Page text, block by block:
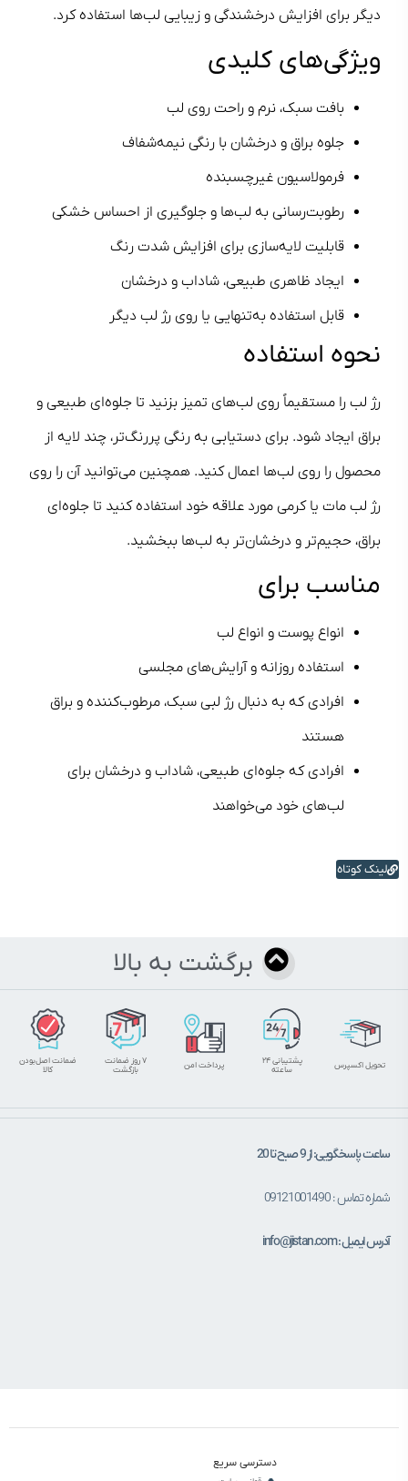
دیگر برای افزایش درخشندگی و زیبایی لب‌ها استفاده کرد.
ویژگی‌های کلیدی
بافت سبک، نرم و راحت روی لب
جلوه براق و درخشان با رنگی نیمه‌شفاف
فرمولاسیون غیرچسبنده
رطوبت‌رسانی به لب‌ها و جلوگیری از احساس خشکی
قابلیت لایه‌سازی برای افزایش شدت رنگ
ایجاد ظاهری طبیعی، شاداب و درخشان
قابل استفاده به‌تنهایی یا روی رژ لب دیگر
نحوه استفاده
رژ لب را مستقیماً روی لب‌های تمیز بزنید تا جلوه‌ای طبیعی و
براق ایجاد شود. برای دستیابی به رنگی پررنگ‌تر، چند لایه از
محصول را روی لب‌ها اعمال کنید. همچنین می‌توانید آن را روی
رژ لب مات یا کرمی مورد علاقه خود استفاده کنید تا جلوه‌ای
براق، حجیم‌تر و درخشان‌تر به لب‌ها ببخشید.
مناسب برای
انواع پوست و انواع لب
استفاده روزانه و آرایش‌های مجلسی
افرادی که به دنبال رژ لبی سبک، مرطوب‌کننده و براق
هستند
افرادی که جلوه‌ای طبیعی، شاداب و درخشان برای
لب‌های خود می‌خواهند
لینک کوتاه
برگشت به بالا
تحویل اکسپرس
پشتیبانی ۲۴
ساعته
پرداخت امن
۷ روز ضمانت
بازگشت
ضمانت اصل‌بودن
کالا
ساعت پاسخگویی: از 9 صبح تا 20
شماره تماس : 09121001490
آدرس ایمیل : info@jistan.com
دسترسی سریع